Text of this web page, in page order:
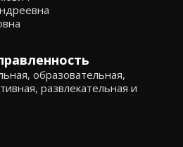
образовательная,
развлекательная и